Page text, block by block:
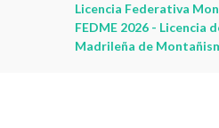
Licencia Federativa
FEDME 2026 - Licencia
Madrileña de